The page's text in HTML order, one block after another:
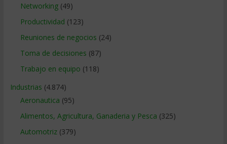
Networking(49)
Productividad (123)
Reuniones de negocios (24)
Toma de decisiones (87)
Trabajo en equipo (118)
Industrias (4.874)
Aeronautica (95)
Alimentos, Agricultura, Ganaderia y Pesca (325)
Automotriz(379)